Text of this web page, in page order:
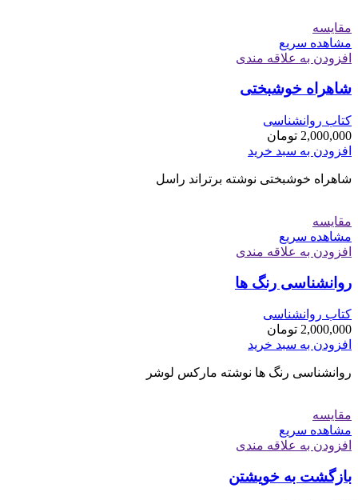
مقایسه
مشاهده سریع
افزودن به علاقه مندی
شاهراه خوشبختی
کتاب روانشناسی
2,000,000 تومان
افزودن به سبد خرید
شاهراه خوشبختی نوشته برتراند راسل
مقایسه
مشاهده سریع
افزودن به علاقه مندی
روانشناسی رنگ ها
کتاب روانشناسی
2,000,000 تومان
افزودن به سبد خرید
روانشناسی رنگ ها نوشته مارکس لوشر
مقایسه
مشاهده سریع
افزودن به علاقه مندی
بازگشت به خویشتن